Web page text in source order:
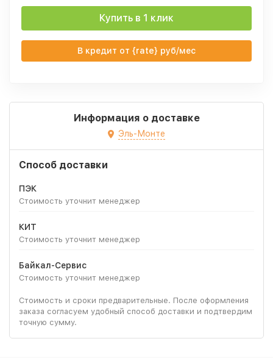
Купить в 1 клик
В кредит от {rate} руб/мес
Информация о доставке
Эль-Монте
Способ доставки
ПЭК
Стоимость уточнит менеджер
КИТ
Стоимость уточнит менеджер
Байкал-Сервис
Стоимость уточнит менеджер
Стоимость и сроки предварительные. После оформления
заказа согласуем удобный способ доставки и подтвердим
точную сумму.